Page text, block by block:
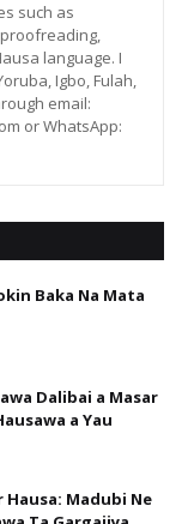
such as
language. I
Igbo, Fulah,
email:
or WhatsApp:
Baka Na Mata
Dalibai a Masar
a Yau
Hausa: Madubi Ne